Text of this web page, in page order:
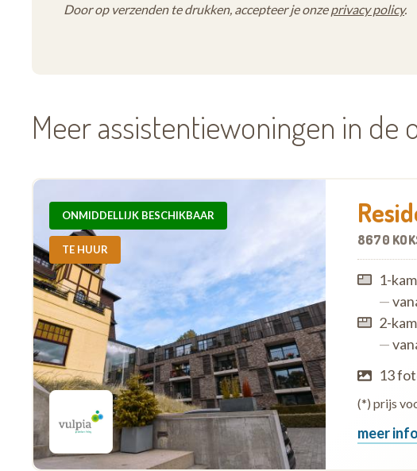
Door op verzenden te drukken, accepteer je onzeprivacy policy.
Meer assistentiewoningen in de
ONMIDDELLIJK BESCHIKBAAR
TE HUUR
8670
1-
—
2-
—
13
(*) prijs
meer